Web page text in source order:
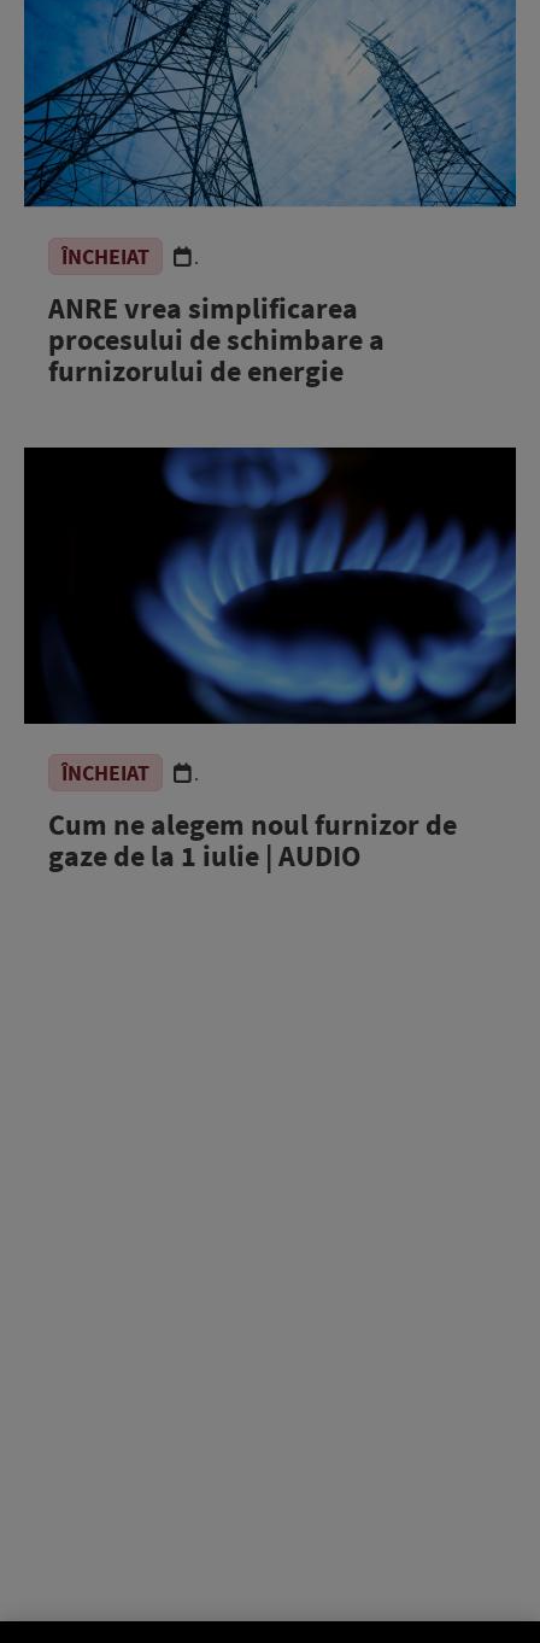
ÎNCHEIAT .
ANRE vrea simplificarea
procesului de schimbare a
furnizorului de energie
ÎNCHEIAT .
Cum ne alegem noul furnizor de
gaze de la 1 iulie | AUDIO